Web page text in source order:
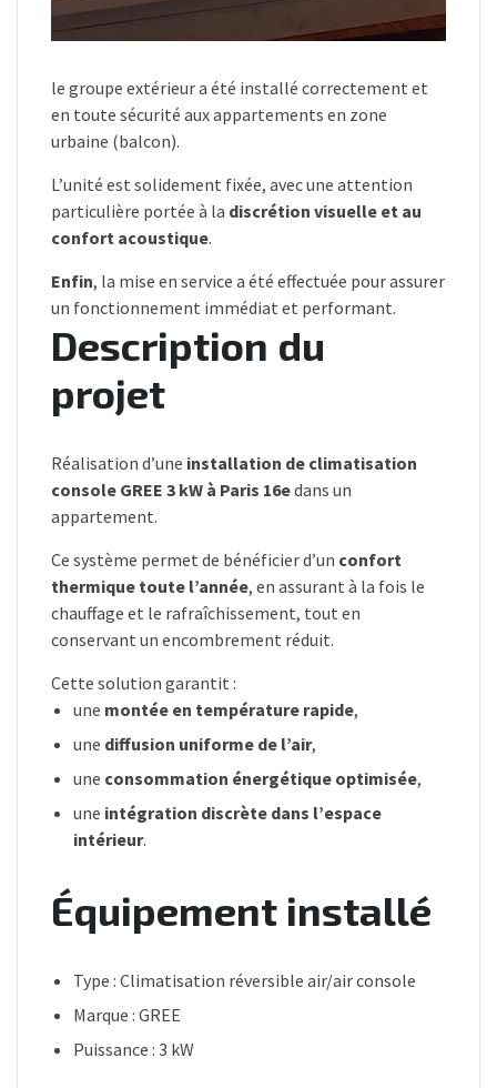
le groupe extérieur a été installé correctement et
en toute sécurité aux appartements en zone
urbaine (balcon).
L’unité est solidement fixée, avec une attention
particulière portée à la discrétion visuelle et au
confort acoustique.
Enfin, la mise en service a été effectuée pour assurer
un fonctionnement immédiat et performant.
Description du
projet
Réalisation d’une installation de climatisation
console GREE 3 kW à Paris 16edans un
appartement.
Ce système permet de bénéficier d’un confort
thermique toute l’année, en assurant à la fois le
chauffage et le rafraîchissement, tout en
conservant un encombrement réduit.
Cette solution garantit :
une montée en température rapide,
une diffusion uniforme de l’air,
une consommation énergétique optimisée,
une intégration discrète dans l’espace
intérieur.
Équipement installé
Type : Climatisation réversible air/air console
Marque : GREE
Puissance : 3 kW